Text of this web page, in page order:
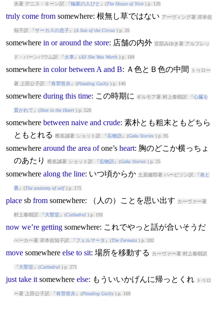
夫著 デニス・キーン訳 『楡家の人びと 』(The House of Nire) p. 126
truly come from somewhere: 根無し草ではない アーヴィング著 岸本佐
知子訳 『サーカスの息子』(A Son of the Circus) p. 26
somewhere in or around the store: 店舗の内外 宮部みゆき著 アルフレッ
ド・バーンバウム訳 『火車 』(All She Was Worth) p. 184
somewhere in color between A and B: Ａ色とＢ色の中間 トゥロー
著 上田公子訳 『有罪答弁』(Pleading Guilty) p. 140
somewhere during this time: この時期に ギルモア著 村上春樹訳 『心臓を
貫かれて 』(Shot in the Heart) p. 520
somewhere between naive and crude: 素朴とも粗末ともどちら
ともとれる 椎名誠著 ショット訳 『岳物語』(Gaku Stories) p. 95
somewhere around the area ofone’s heart: 胸のどこか横っちょ
のあたり
椎名誠著 ショット訳 『岳物語』(Gaku Stories) p. 25
somewhere along the line: いつ頃からか 土居健郎著 ハービソン訳 『表と
裏』(The anatomy of self) p. 175
placesb from somewhere: （人の）ことを思い出す カーヴァー著
村上春樹訳 『大聖堂』(Cathedral) p. 191
now we’re getting somewhere: これでやっと話が合いそうだ
べーカー著 岸本佐知子訳 『フェルマータ 』(The Fermata) p. 182
move somewhere else to sit: 場所を移動する カーヴァー著 村上春樹訳
『大聖堂』(Cathedral) p. 271
just take it somewhere else: もういいかげんに帰っとくれ トゥロ
ー著 上田公子訳 『有罪答弁』(Pleading Guilty) p. 169